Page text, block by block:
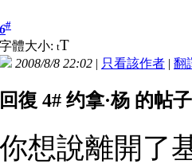
6#
字體大小: tT
2008/8/8 22:02 | 只看該作者 | 翻
回復 4# 约拿·杨 的帖子
你想說離開了